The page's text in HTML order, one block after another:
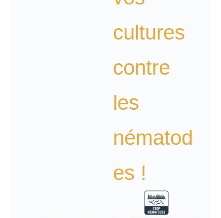
cultures
contre
les
nématod
es !